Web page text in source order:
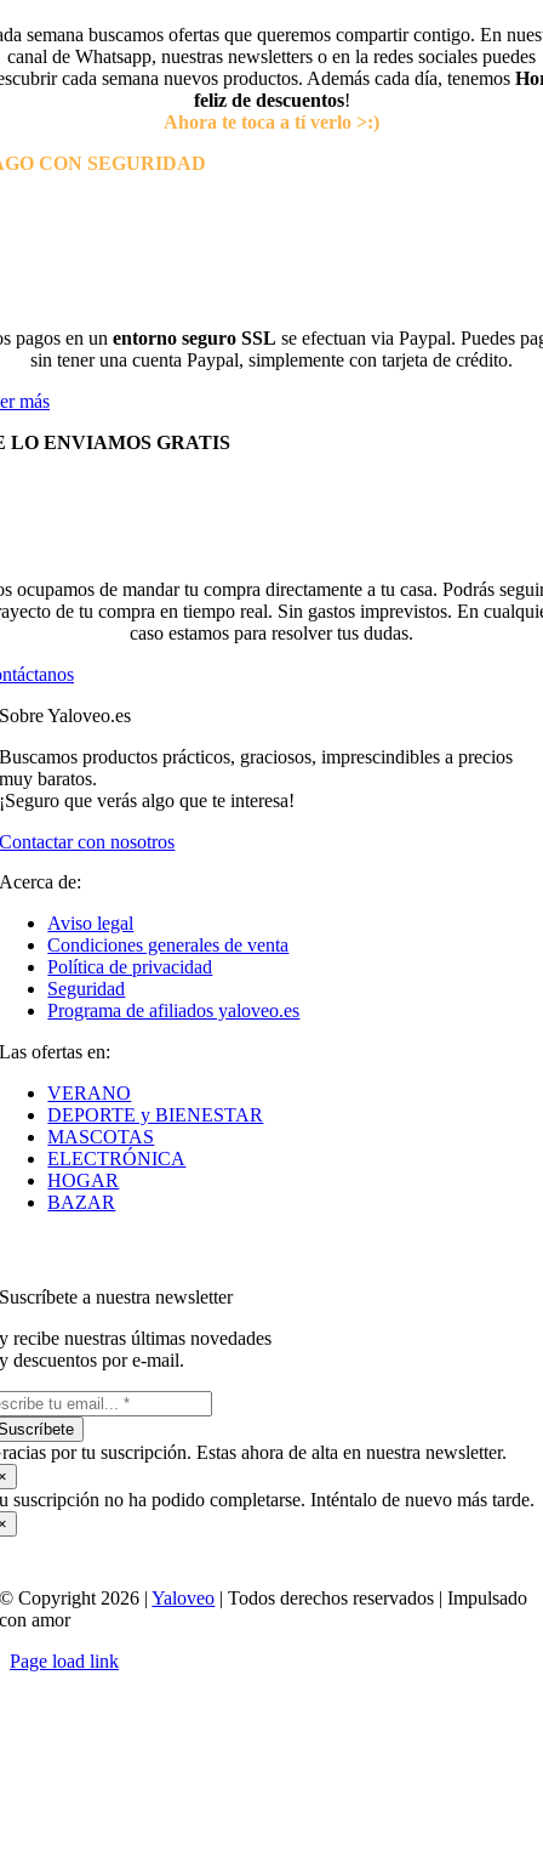
semana buscamos ofertas que queremos compartir contigo. En
canal de Whatsapp, nuestras newsletters o en la redes sociales puedes
cada semana nuevos productos. Además cada día, tenemos
feliz de descuentos!
Ahora te toca a tí verlo >:)
CON SEGURIDAD
pagos en un entorno seguro SSL se efectuan via Paypal. Puedes
sin tener una cuenta Paypal, simplemente con tarjeta de crédito.
más
LO ENVIAMOS GRATIS
ocupamos de mandar tu compra directamente a tu casa. Podrás
de tu compra en tiempo real. Sin gastos imprevistos. En
caso estamos para resolver tus dudas.
Sobre Yaloveo.es
Buscamos productos prácticos, graciosos, imprescindibles a precios
muy baratos.
¡Seguro que verás algo que te interesa!
Contactar con nosotros
Acerca de:
Aviso legal
Condiciones generales de venta
Política de privacidad
Seguridad
Programa de afiliados yaloveo.es
Las ofertas en:
VERANO
DEPORTE y BIENESTAR
MASCOTAS
ELECTRÓNICA
HOGAR
BAZAR
Suscríbete a nuestra newsletter
y recibe nuestras últimas novedades
y descuentos por e-mail.
por tu suscripción. Estas ahora de alta en nuestra newsletter.
suscripción no ha podido completarse. Inténtalo de nuevo más tarde.
© Copyright 2026 |Yaloveo | Todos derechos reservados | Impulsado
con amor
Page load link